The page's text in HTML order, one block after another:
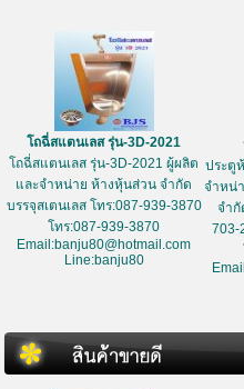
โถฉี่สแตนเลส รุ่น-3D-2021
โถฉี่สแตนเลส รุ่น-3D-2021 ผู้ผลิต
และจำหน่าย ห้างหุ้นส่วน จำกัด
บรรจุสเตนเลส โทร:087-939-3870
โทร:087-939-3870
Email:banju80@hotmail.com
Line:banju80
ประตู
จำหน่
จำกั
703-